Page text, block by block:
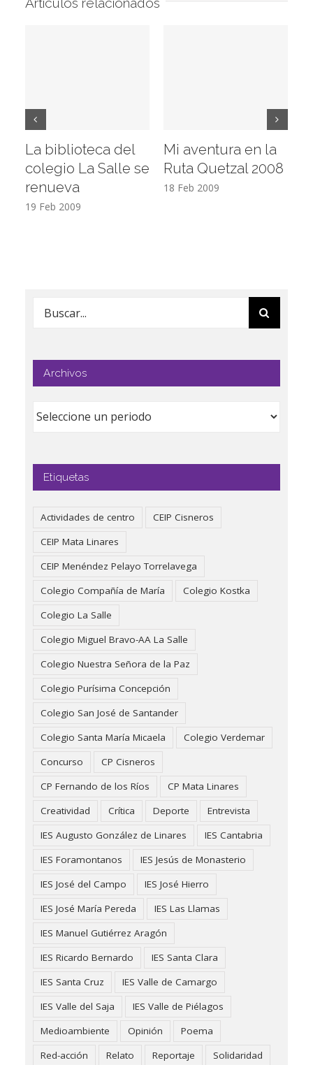
La biblioteca del
colegio La Salle se
renueva
19 Feb 2009
Mi aventura en la
Ruta Quetzal 2008
18 Feb 2009
Buscar:
Archivos
Etiquetas
Actividades de centro
CEIP Cisneros
CEIP Mata Linares
CEIP Menéndez Pelayo Torrelavega
Colegio Compañía de María
Colegio Kostka
Colegio La Salle
Colegio Miguel Bravo-AA La Salle
Colegio Nuestra Señora de la Paz
Colegio Purísima Concepción
Colegio San José de Santander
Colegio Santa María Micaela
Colegio Verdemar
Concurso
CP Cisneros
CP Fernando de los Ríos
CP Mata Linares
Creatividad
Crítica Deporte
Entrevista
IES Augusto González de Linares
IES Cantabria
IES Foramontanos
IES Jesús de Monasterio
IES José del Campo
IES José Hierro
IES José María Pereda
IES Las Llamas
IES Manuel Gutiérrez Aragón
IES Ricardo Bernardo
IES Santa Clara
IES Santa Cruz
IES Valle de Camargo
IES Valle del Saja
IES Valle de Piélagos
Medioambiente
Opinión
Poema
Red-acción
Relato Reportaje
Solidaridad